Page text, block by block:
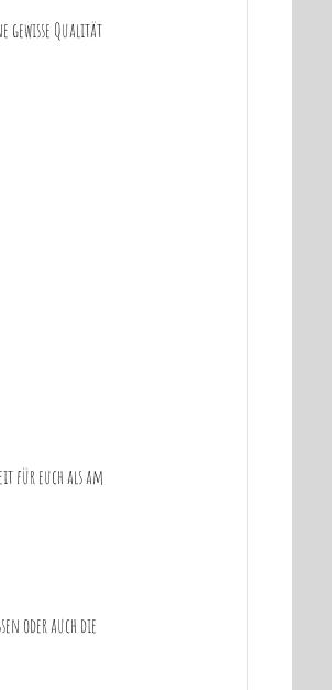
gewisse Qualität
für euch als am
oder auch die